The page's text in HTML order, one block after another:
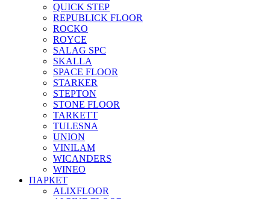
QUICK STEP
REPUBLICK FLOOR
ROCKO
ROYCE
SALAG SPC
SKALLA
SPACE FLOOR
STARKER
STEPTON
STONE FLOOR
TARKETT
TULESNA
UNION
VINILAM
WICANDERS
WINEO
ПАРКЕТ
ALIXFLOOR